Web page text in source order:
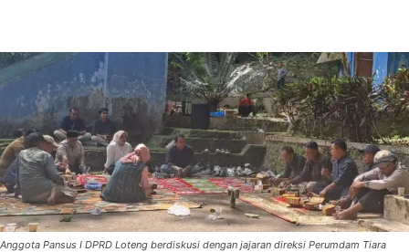
Anggota Pansus I DPRD Loteng berdiskusi dengan jajaran direksi Perumdam Tiara